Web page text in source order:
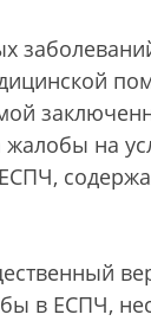
на
в ЕСПЧ,